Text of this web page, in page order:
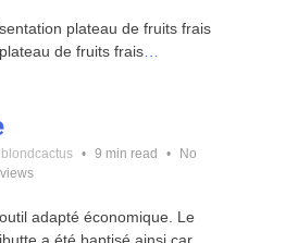
plateau de fruits frais
de fruits frais
9 min read
No
adapté économique. Le